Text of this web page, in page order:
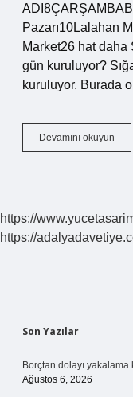
Pazarı10Lalahan
Market26 hat daha
gün kuruluyor?
kuruluyor. Burada
Devamını okuyun
Semt
https://
https://
Sidebar
Son Yazılar
Borçtan dolayı yakalama
Ağustos 6, 2026